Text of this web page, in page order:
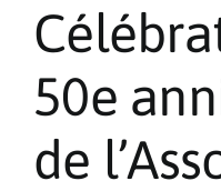
50e
de